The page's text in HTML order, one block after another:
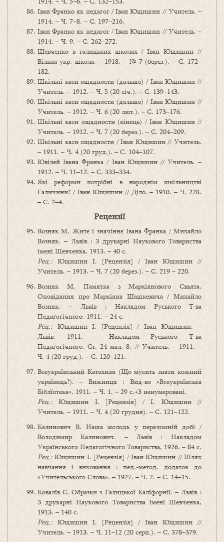
Іван Франко як педагог / Іван Ющишин // Учитель. –
1914. – Ч. 7–8. – С. 197–216.
Іван Франко як педагог / Іван Ющишин // Учитель. –
1914. – Ч. 9. – С. 262–272.
Шевченко в галицьких школах / Іван Ющишин //
Вільна укр. школа. – 1918. – № 7 (берез.). – С. 172–
182.
Шкільні каси ощадности (дальше) / Іван Ющишин //
Учитель. – 1912. – Ч. 5 (20 січ.). – С. 139–143.
Шкільні каси ощадности (дальше) / Іван Ющишин //
Учитель. – 1912. – Ч. 6 (20 лют.). – С. 173–176.
Шкільні каси ощадности (кінець) / Іван Ющишин //
Учитель. – 1912. – Ч. 7 (20 берез.). – С. 204–209.
Шкільні каси ощадности / Іван Ющишин // Учитель.
– 1911. – Ч. 4 (20 груд.). – С. 104–107.
Ювілей Івана Франка / Іван Ющишин // Учитель. –
1912. – Ч. 11–12. – С. 333–334.
Які реформи потрібні в народнім шкільництві
Галичини? / Іван Ющишин // Діло. – 1910. – Ч. 228.
– С. 2–4.
Рецензії
Возняк М. Житє і значіннє Івана Франка / Михайло
Возняк. – Львів : З друкарні Наукового Товариства
імені Шевченка, 1913. – 40 с.
Рец.: Ющишин І. [Рецензія] / Іван Ющишин //
Учитель. – 1913. – Ч. 7 (20 берез.). – С. 219 – 220.
Возняк М. Памятка з Маркіянового Свьята.
Оповідання про Маркіяна Шашкевича / Михайло
Возняк. – Львів : Накладом Руського Т-ва
Педаґоґічного, 1911. – 24 с.
Рец.: Ющишин І. [Рецензія] / Іван Ющишин. –
Львів, 1911. – Накладом Руського Т-ва
Педаґоґічного. Ст. 24 мал. 8. // Учитель. – 1911. –
Ч. 4 (20 груд.). – С. 120–121.
Всеукраїнський Катехизм (Що мусить знати кожний
українець?). – Вижниця : Вид-во «Всеукраїнська
Біблїотека», 1911. – Ч. 1. – 29 с.+3 ненумеровані.
Рец.: Ющишин І. [Рецензія] / І. Ющишин //
Учитель. – 1911. – Ч. 4 (20 грудня). – С. 121–122.
Калинович В. Наша молодь у переломній добі /
Володимир Калинович. – Львів : Накладом
Українського Педагогічного Товариства, 1926. – 84 с.
Рец.: Ющишин І. [Рецензія] / Іван Ющишин // Шлях
навчання і виховання : пед.-метод. додаток до
«Учительського Слова». – 1927. – Ч. 2. – С. 14–15.
Ковалїв С. Образки з Галицької Калїфорнії. – Львів :
З друкарні Наукового Товариства імені Шевченка,
1913. – 140 с.
Рец.: Ющишин І. [Рецензія] / Іван Ющишин //
Учитель. – 1913. – Ч. 11–12 (20 серп.). – С. 378–379.